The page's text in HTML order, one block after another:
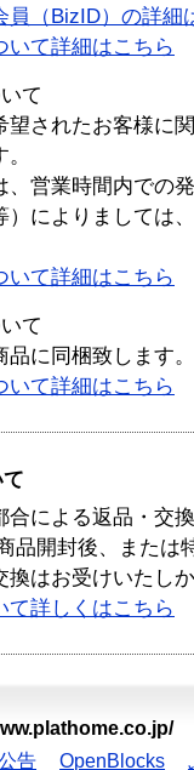
員（BizID）の詳細
いて詳細はこちら
て
望されたお客様に
、営業時間内での
）によりましては
いて詳細はこちら
て
品に同梱致します。
いて詳細はこちら
合による返品・交
品開封後、または
換はお受けいたし
て詳しくはこちら
告 OpenBlocks